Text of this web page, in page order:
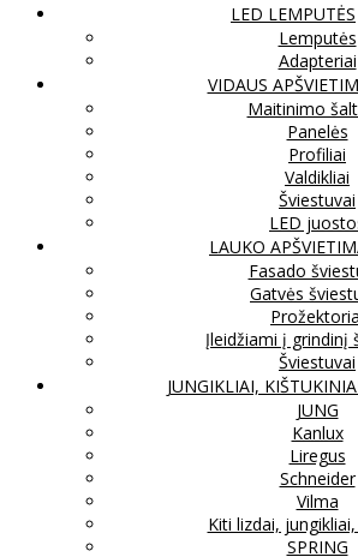
LED LEMPUTĖS
Lemputės
Adapteriai
VIDAUS
Maitinimo
Panelės
Profiliai
Valdikliai
Šviestuvai
LED
LAUKO
Fasado
Gatvės
Įleidžiami į grindinį
Šviestuvai
JUNGIKLIAI,
JUNG
Kanlux
Liregus
Schneider
Vilma
Kiti lizdai,
SPRING